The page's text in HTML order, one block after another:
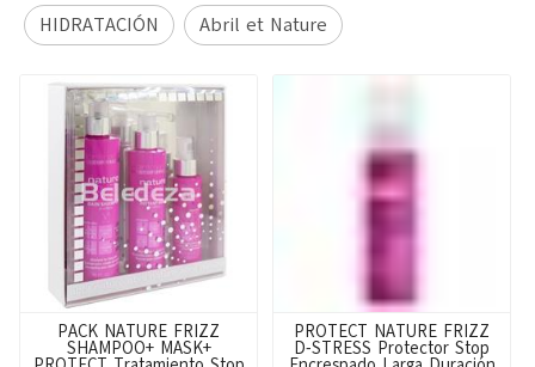
HIDRATACIÓN
Abril et Nature
PACK NATURE FRIZZ
SHAMPOO+ MASK+
PROTECT NATURE FRIZZ
D-STRESS Protector Stop